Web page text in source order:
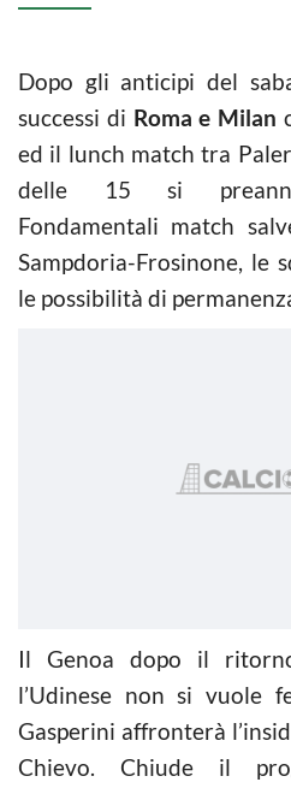
Dopo gli anticipi del
successi di Roma e Milan
ed il lunch match tra
delle 15 si
Fondamentali match
Sampdoria-Frosinone, le
le possibilità di
Il Genoa dopo il
l’Udinese non si vuole
Gasperini affronterà
Chievo. Chiude il